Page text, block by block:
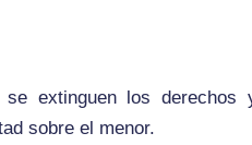
extinguen los derechos
sobre el menor.